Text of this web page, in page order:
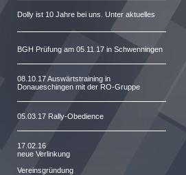
Dolly ist 10 Jahre bei uns. Unter aktuelles
BGH Prüfung am 05.11.17 in Schwenningen
08.10.17 Auswärtstraining in
Donaueschingen mit der RO-Gruppe
05.03.17 Rally-Obedience
17.02.16
neue Verlinkung
Vereinsgründung